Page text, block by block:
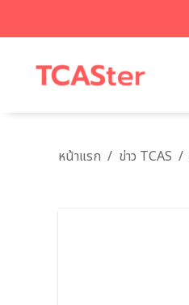
หน้าแรก / ข่าว TCAS /